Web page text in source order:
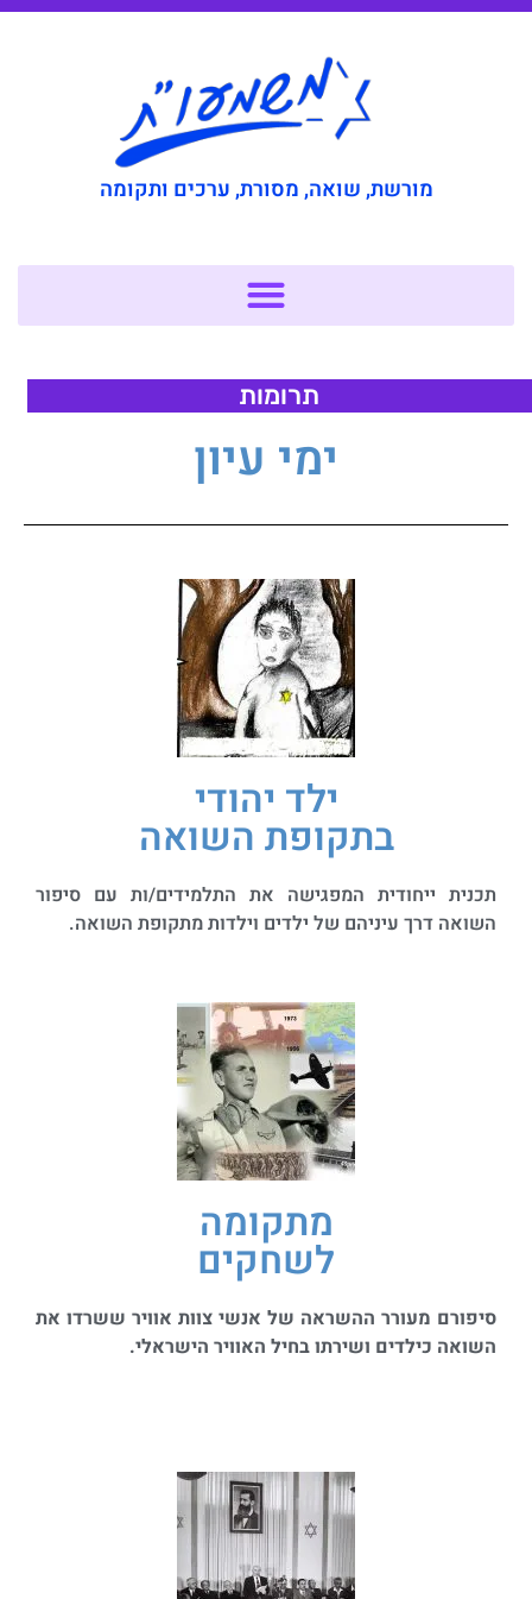
מורשת, שואה, מסורת, ערכים ותקומה
תרומות
ימי עיון
ילד יהודי
בתקופת השואה
תכנית ייחודית המפגישה את התלמידים/ות עם סיפור
השואה דרך עיניהם של ילדים וילדות מתקופת השואה.
מתקומה
לשחקים
סיפורם מעורר ההשראה של אנשי צוות אוויר ששרדו את
השואה כילדים ושירתו בחיל האוויר הישראלי.